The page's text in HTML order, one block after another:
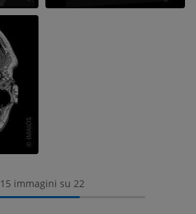
15 immagini su 22